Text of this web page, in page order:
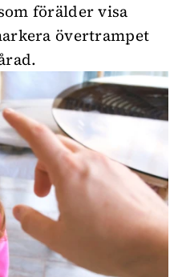
förälder visa
övertrampet